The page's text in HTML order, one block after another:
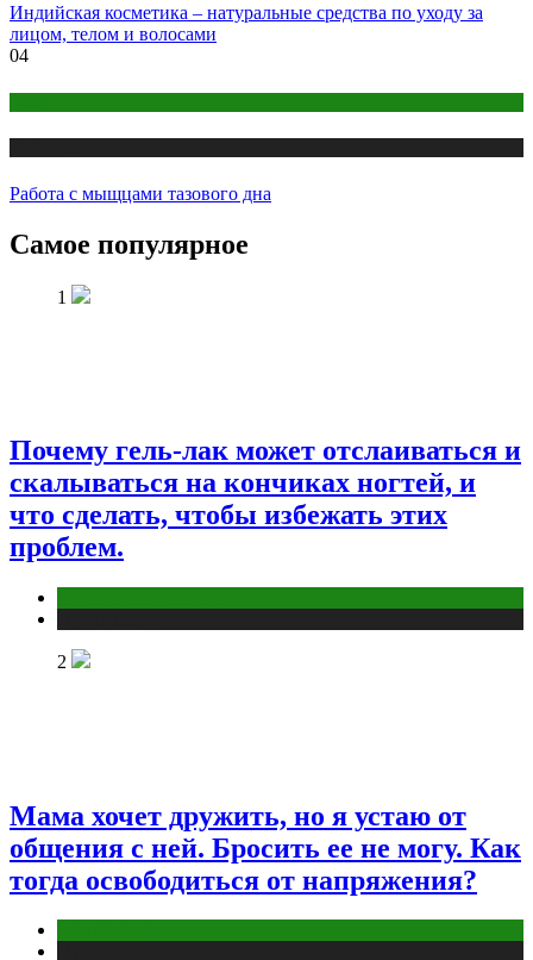
Индийская косметика – натуральные средства по уходу за
лицом, телом и волосами
04
Работа с мыщцами тазового дна
Самое популярное
1
Почему гель-лак может отслаиваться и
скалываться на кончиках ногтей, и
что сделать, чтобы избежать этих
проблем.
2
Мама хочет дружить, но я устаю от
общения с ней. Бросить ее не могу. Как
тогда освободиться от напряжения?